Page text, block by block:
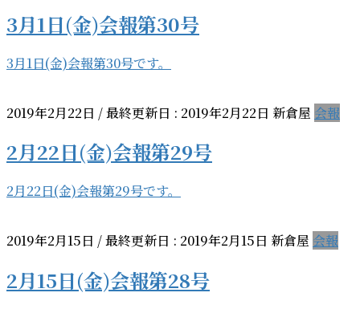
3月1日(金)会報第30号
3月1日(金)会報第30号です。
2019年2月22日 / 最終更新日 : 2019年2月22日 新倉屋 会報
2月22日(金)会報第29号
2月22日(金)会報第29号です。
2019年2月15日 / 最終更新日 : 2019年2月15日 新倉屋 会報
2月15日(金)会報第28号